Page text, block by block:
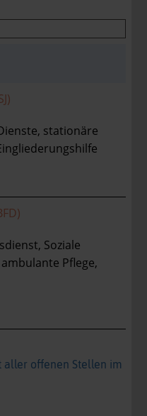
stationäre
Soziale
Pflege,
aller offenen Stellen im